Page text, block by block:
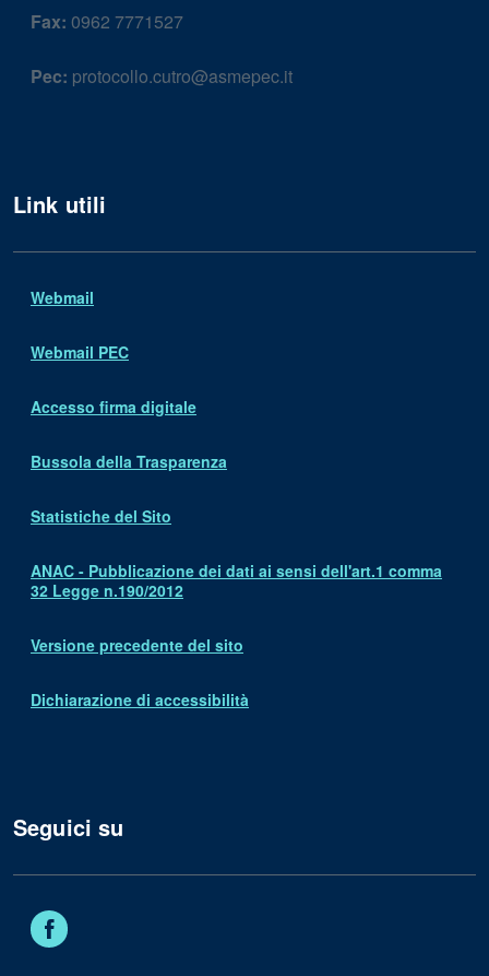
Fax: 0962 7771527
Pec: protocollo.cutro@asmepec.it
Link utili
Webmail
Webmail PEC
Accesso firma digitale
Bussola della Trasparenza
Statistiche del Sito
ANAC - Pubblicazione dei dati ai sensi dell'art.1 comma
32 Legge n.190/2012
Versione precedente del sito
Dichiarazione di accessibilità
Seguici su